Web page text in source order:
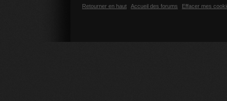
Retourner en haut Accueil des forums Effacer mes